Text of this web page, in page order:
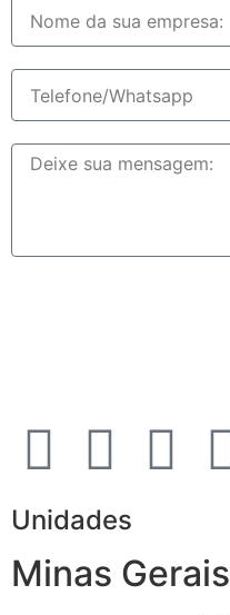
Unidades
Minas Gerais